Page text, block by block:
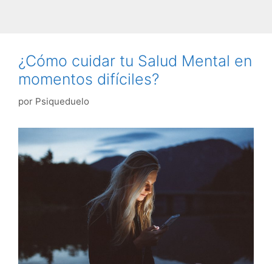
¿Cómo cuidar tu Salud Mental en
momentos difíciles?
por Psiqueduelo